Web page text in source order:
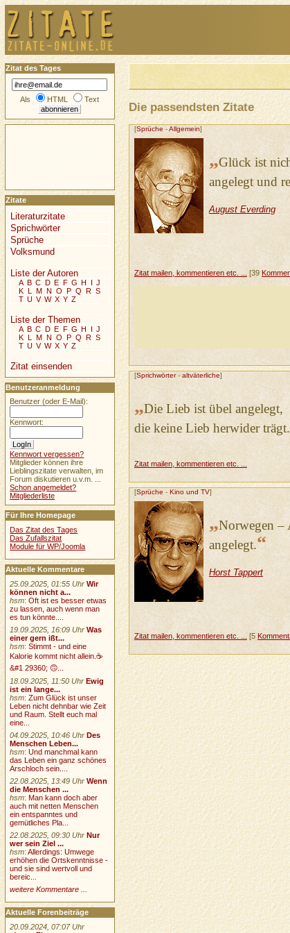
Die passendsten Zitate
[Sprüche -Allgemein]
„Glück ist
angelegt und
August Everding
Zitat mailen, kommentieren etc. ...
[39
[Sprichwörter- altväterliche]
„Die Lieb ist übel angelegt,
die keine Lieb herwider trägt.
Zitat mailen, kommentieren etc. ...
[Sprüche - Kino und TV]
„Norwegen –
angelegt.“
Horst Tappert
Zitat mailen, kommentieren etc. ...
[5
Zitat des Tages
Als HTML Text
Zitate
Literaturzitate
Sprichwörter
Sprüche
Volksmund
Liste der Autoren
A B C D E F G H I J
K L M N O P Q R S
T U V W X Y Z
Liste der Themen
A B C D E F G H I J
K L M N O P Q R S
T U V W X Y Z
Zitat einsenden
Benutzeranmeldung
Benutzer (oder E-Mail):
Kennwort:
Kennwort vergessen?
Mitglieder können ihre
Lieblingszitate verwalten, im
Forum diskutieren u.v.m. ...
Schon angemeldet?
Mitgliederliste
Für Ihre Homepage
Das Zitat des Tages
Das Zufallszitat
Module für WP/Joomla
Aktuelle Kommentare
25.09.2025, 01:55 Uhr Wir
können nicht a...
hsm:Oft ist es besser etwas
zu lassen, auch wenn man
es tun könnte....
19.09.2025, 16:09 Uhr Was
einer gern ißt...
hsm:Stimmt - und eine
Kalorie kommt nicht allein.☕
&#1 29360; 🙃...
18.09.2025, 11:50 Uhr Ewig
ist ein lange...
hsm:Zum Glück ist unser
Leben nicht dehnbar wie Zeit
und Raum. Stellt euch mal
eine...
04.09.2025, 10:46 Uhr Des
Menschen Leben...
hsm:Und manchmal kann
das Leben ein ganz schönes
Arschloch sein....
22.08.2025, 13:49 Uhr Wenn
die Menschen ...
hsm:Man kann doch aber
auch mit netten Menschen
ein entspanntes und
gemütliches Pla...
22.08.2025, 09:30 Uhr Nur
wer sein Ziel ...
hsm:Allerdings: Umwege
erhöhen die Ortskenntnisse -
und sie sind wertvoll und
bereic...
weitere Kommentare ...
Aktuelle Forenbeiträge
20.09.2024, 07:07 Uhr